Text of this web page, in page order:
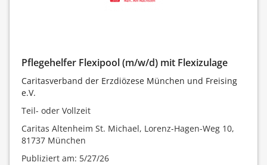
Pflegehelfer Flexipool (m/w/d) mit Flexizulage
Caritasverband der Erzdiözese München und Freising
e.V.
Teil- oder Vollzeit
Caritas Altenheim St. Michael, Lorenz-Hagen-Weg 10,
81737 München
Publiziert am: 5/27/26